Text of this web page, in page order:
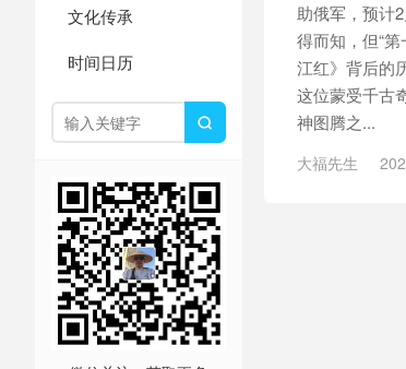
文化传承
时间日历

助俄军，预计
得而知，但“
江红》背后的
这位蒙受千古
神图腾之...
大福先生